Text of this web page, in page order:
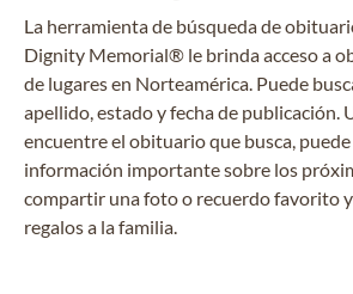
La herramienta de búsqueda de
Dignity Memorial® le brinda acceso a
de lugares en Norteamérica. Puede
apellido, estado y fecha de publicación.
encuentre el obituario que busca,
información importante sobre los
compartir una foto o recuerdo favorito
regalos a la familia.